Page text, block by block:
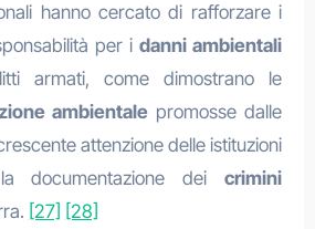
hanno cercato di rafforzare i
per idanni ambientali
armati, come dimostrano le
ambientale promosse dalle
attenzione delle istituzioni
documentazione deicrimini
[27] [28]